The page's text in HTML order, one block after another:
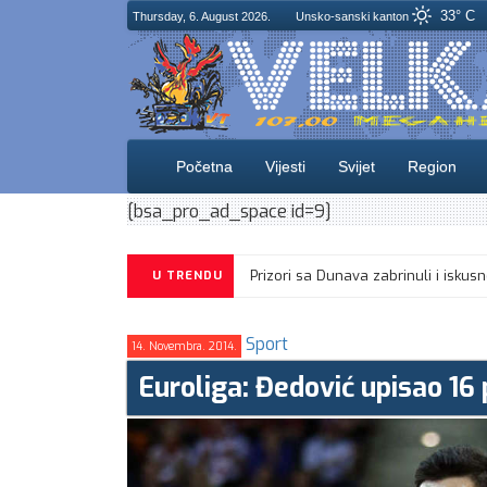
Thursday, 6. August 2026. Unsko-sanski kanton 33° C
Početna Vijesti Svijet Region
[bsa_pro_ad_space id=9]
U TRENDU Prizori sa Dunava zabrinuli i
14. Novembra. 2014. Sport
Euroliga: Đedović upisao